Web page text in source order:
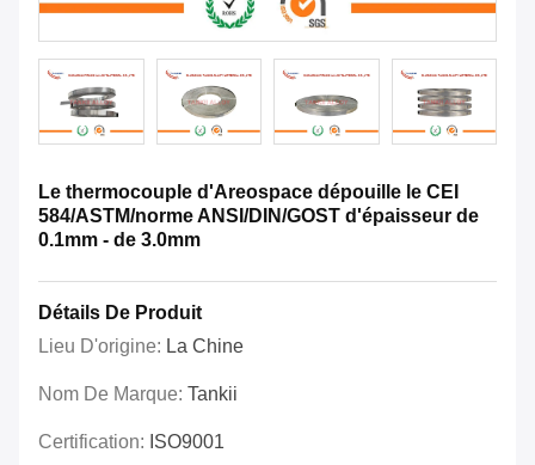
Le thermocouple d'Areospace dépouille le CEI
584/ASTM/norme ANSI/DIN/GOST d'épaisseur de
0.1mm - de 3.0mm
Détails De Produit
Lieu D'origine: La Chine
Nom De Marque: Tankii
Certification: ISO9001